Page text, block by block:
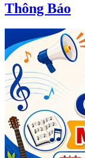
Thông Báo